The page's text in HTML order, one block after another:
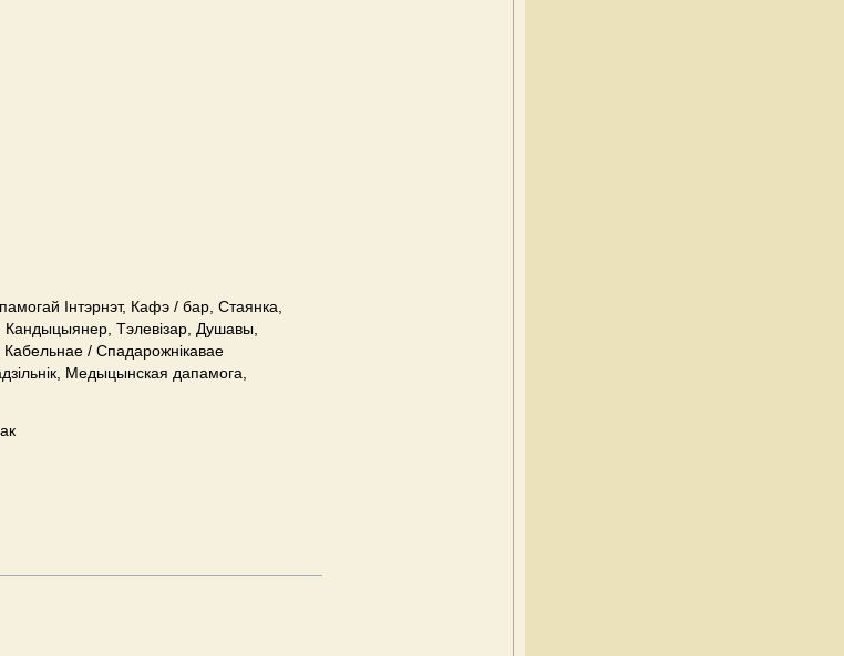
Інтэрнэт, Кафэ / бар, Стаянка,
Кандыцыянер, Тэлевізар, Душавы,
Кабельнае / Спадарожнiкавае
Медыцынская дапамога,